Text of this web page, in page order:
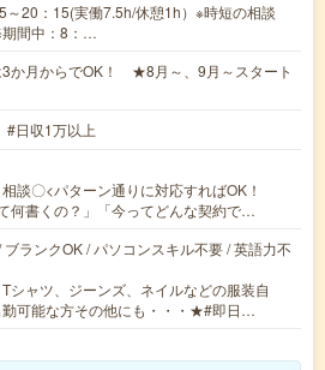
20：15(実働7.5h/休憩1h）※時短の相談
期間中：8：…
3か月からでOK！ ★8月～、9月～スタート
日収1万以上
談〇<パターン通りに対応すればOK！
何書くの？」「今ってどんな契約で…
ランクOK / パソコンスキル不要 / 英語力不
シャツ、ジーンズ、ネイルなどの服装自
可能な方その他にも・・・★#即日…